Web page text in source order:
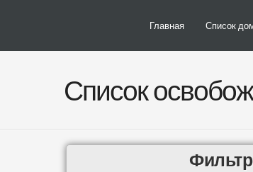
Главная Список
Список